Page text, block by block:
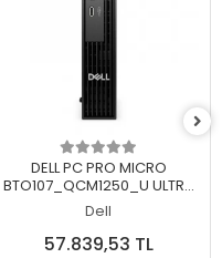
Sepete Ekle
DELL PC PRO MICRO
BTO107_QCM1250_U ULTRA
7 265T 16GB 512SSD UBUNTU
Dell
57.839,53 TL